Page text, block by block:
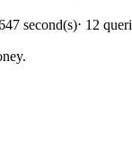
second(s)⋅ 12